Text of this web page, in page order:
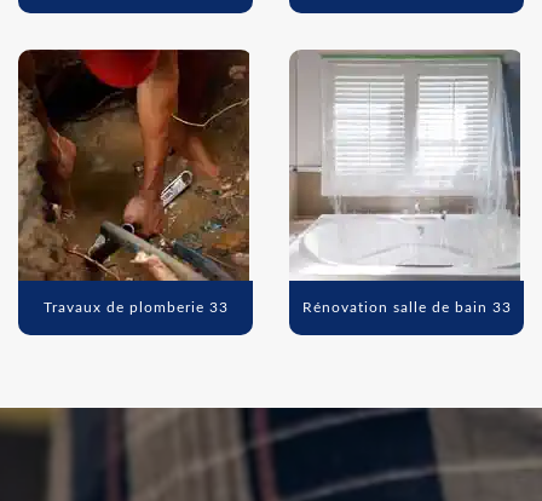
Travaux de plomberie 33 Rénovation salle de bain 33